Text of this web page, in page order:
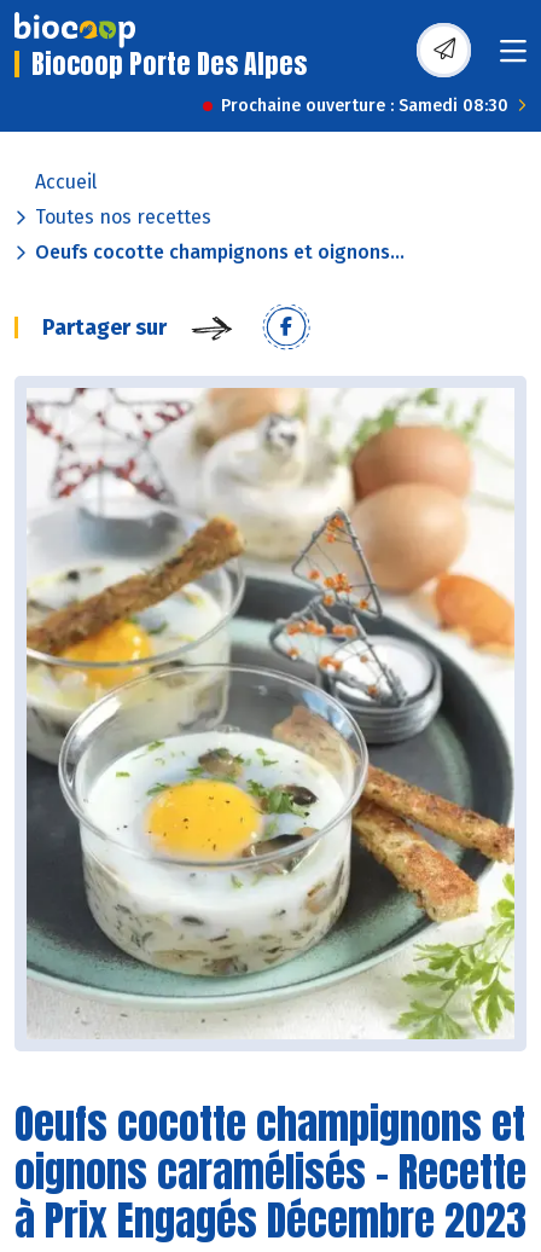
Biocoop Porte Des Alpes
Prochaine ouverture : Samedi 08:30
Accueil
Toutes nos recettes
Oeufs cocotte champignons et oignons...
Partager sur
Oeufs cocotte champignons et
oignons caramélisés - Recette
à Prix Engagés Décembre 2023